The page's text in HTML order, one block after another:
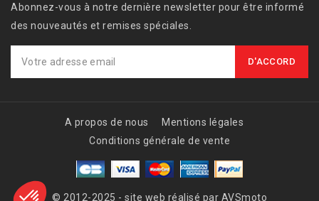
Abonnez-vous à notre dernière newsletter pour être informé
des nouveautés et remises spéciales.
A propos de nous
Mentions légales
Conditions générale de vente
© 2012-2025 - site web réalisé par AVSmoto